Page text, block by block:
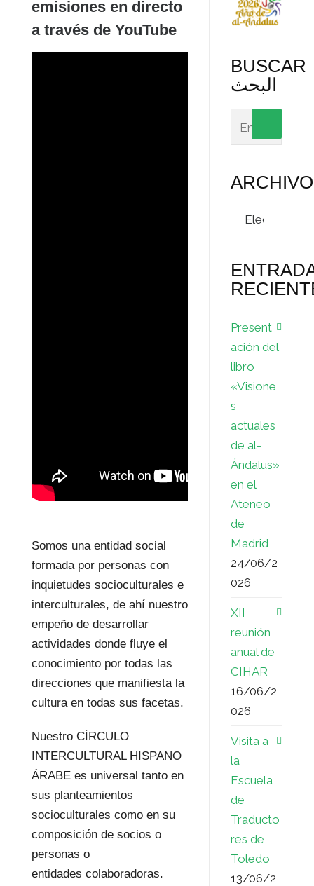
emisiones en directo
a través de YouTube​
Somos una entidad social
formada por personas con
inquietudes socioculturales e
interculturales, de ahí nuestro
empeño de desarrollar
actividades donde fluye el
conocimiento por todas las
direcciones que manifiesta la
cultura en todas sus facetas.
Nuestro CÍRCULO
INTERCULTURAL HISPANO
ÁRABE es universal tanto en
sus planteamientos
socioculturales como en su
composición de socios o
personas o
entidades colaboradoras.
BUSCAR
البحث
Present
ación del
libro
«Visione
s
actuales
de al-
Ándalus»
en el
Ateneo
de
Madrid
24/06/2
026
XII
reunión
anual de
CIHAR
16/06/2
026
Visita a
la
Escuela
de
Traducto
res de
Toledo
13/06/2